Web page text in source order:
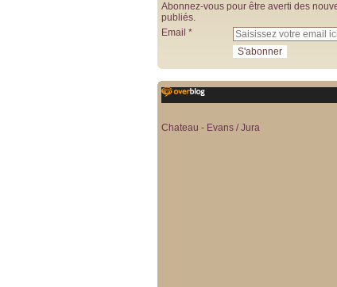
Abonnez-vous pour être averti des
publiés.
Email
Chateau - Evans / Jura